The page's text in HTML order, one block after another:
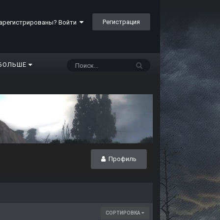
Войти Регистрация
Профиль
СОРТИРОВКА